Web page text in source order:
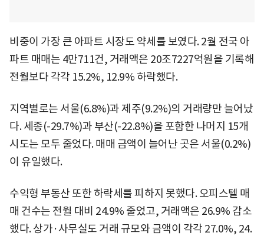
비중이 가장 큰 아파트 시장도 약세를 보였다. 2월 전국 아
파트 매매는 4만711건, 거래액은 20조7227억원을 기록해
전월보다 각각 15.2%, 12.9% 하락했다.
지역별로는 서울(6.8%)과 제주(9.2%)의 거래량만 늘어났
다. 세종(-29.7%)과 부산(-22.8%)을 포함한 나머지 15개
시도는 모두 줄었다. 매매 금액이 늘어난 곳은 서울(0.2%)
이 유일했다.
수익형 부동산 또한 하락세를 피하지 못했다. 오피스텔 매
매 건수는 전월 대비 24.9% 줄었고, 거래액은 26.9% 감소
했다. 상가·사무실도 거래 규모와 금액이 각각 27.0%, 24.